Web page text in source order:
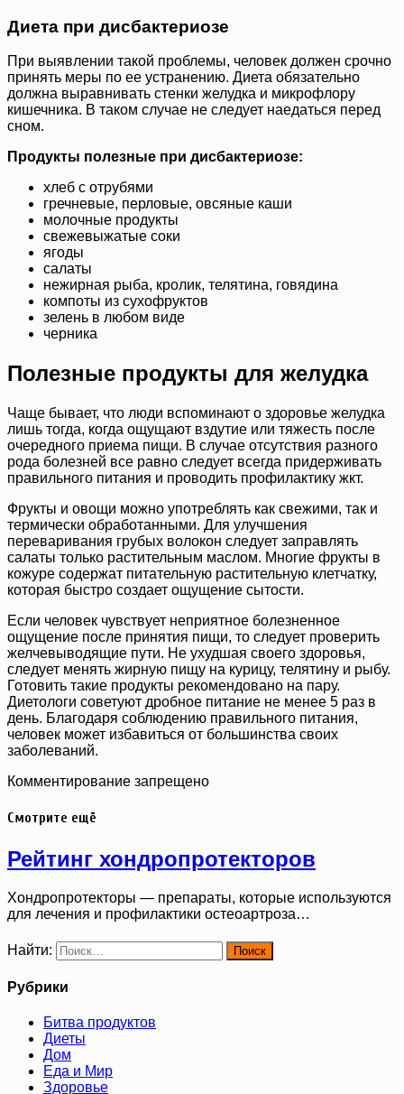
Диета при дисбактериозе
При выявлении такой проблемы, человек должен срочно
принять меры по ее устранению. Диета обязательно
должна выравнивать стенки желудка и микрофлору
кишечника. В таком случае не следует наедаться перед
сном.
Продукты полезные при дисбактериозе:
хлеб с отрубями
гречневые, перловые, овсяные каши
молочные продукты
свежевыжатые соки
ягоды
салаты
нежирная рыба, кролик, телятина, говядина
компоты из сухофруктов
зелень в любом виде
черника
Полезные продукты для желудка
Чаще бывает, что люди вспоминают о здоровье желудка
лишь тогда, когда ощущают вздутие или тяжесть после
очередного приема пищи. В случае отсутствия разного
рода болезней все равно следует всегда придерживать
правильного питания и проводить профилактику жкт.
Фрукты и овощи можно употреблять как свежими, так и
термически обработанными. Для улучшения
переваривания грубых волокон следует заправлять
салаты только растительным маслом. Многие фрукты в
кожуре содержат питательную растительную клетчатку,
которая быстро создает ощущение сытости.
Если человек чувствует неприятное болезненное
ощущение после принятия пищи, то следует проверить
желчевыводящие пути. Не ухудшая своего здоровья,
следует менять жирную пищу на курицу, телятину и рыбу.
Готовить такие продукты рекомендовано на пару.
Диетологи советуют дробное питание не менее 5 раз в
день. Благодаря соблюдению правильного питания,
человек может избавиться от большинства своих
заболеваний.
Комментирование запрещено
Смотрите ещё
Рейтинг хондропротекторов
Хондропротекторы — препараты, которые используются
для лечения и профилактики остеоартроза…
Найти:
Рубрики
Битва продуктов
Диеты
Дом
Еда и Мир
Здоровье